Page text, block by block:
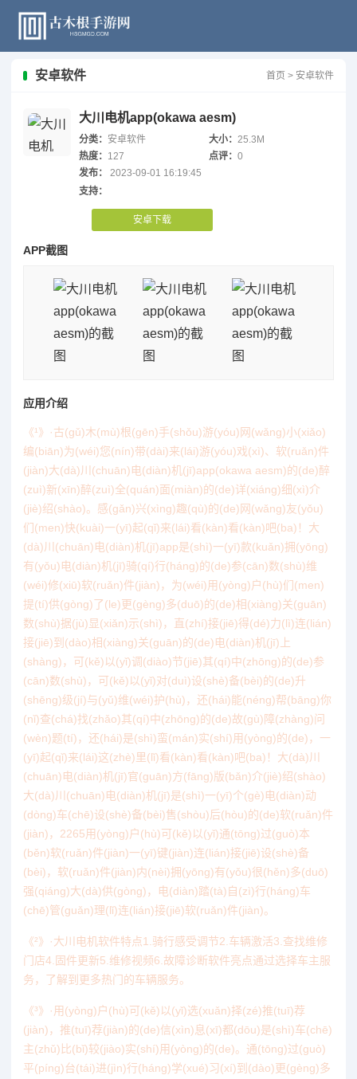
安卓软件 首页 > 安卓软件
大川电机app(okawa aesm)
分类： 安卓软件 大小：25.3M
热度： 127 点评：0
发布：
2023-09-01 16:19:45
支持：
安卓下载
APP截图
应用介绍
《¹》·古(gǔ)木(mù)根(gēn)手(shǒu)游(yóu)网(wǎng)小(xiǎo)
编(biān)为(wéi)您(nín)带(dài)来(lái)游(yóu)戏(xì)、软(ruǎn)件
(jiàn)大(dà)川(chuān)电(diàn)机(jī)app(okawa aesm)的(de)醉
(zuì)新(xīn)醉(zuì)全(quán)面(miàn)的(de)详(xiáng)细(xì)介
(jiè)绍(shào)。感(gǎn)兴(xìng)趣(qù)的(de)网(wǎng)友(yǒu)
们(men)快(kuài)一(yī)起(qǐ)来(lái)看(kàn)看(kàn)吧(ba)！大
(dà)川(chuān)电(diàn)机(jī)app是(shì)一(yī)款(kuǎn)拥(yōng)
有(yǒu)电(diàn)机(jī)骑(qí)行(háng)的(de)参(cān)数(shù)维
(wéi)修(xiū)软(ruǎn)件(jiàn)，为(wéi)用(yòng)户(hù)们(men)
提(tí)供(gòng)了(le)更(gèng)多(duō)的(de)相(xiàng)关(guān)
数(shù)据(jù)显(xiǎn)示(shì)，直(zhí)接(jiē)得(dé)力(lì)连(lián)
接(jiē)到(dào)相(xiàng)关(guān)的(de)电(diàn)机(jī)上
(shàng)，可(kě)以(yǐ)调(diào)节(jiē)其(qí)中(zhōng)的(de)参
(cān)数(shù)，可(kě)以(yǐ)对(duì)设(shè)备(bèi)的(de)升
(shēng)级(jí)与(yǔ)维(wéi)护(hù)，还(hái)能(néng)帮(bāng)你
(nǐ)查(chá)找(zhǎo)其(qí)中(zhōng)的(de)故(gù)障(zhàng)问
(wèn)题(tí)，还(hái)是(shì)蛮(mán)实(shí)用(yòng)的(de)，一
(yī)起(qǐ)来(lái)这(zhè)里(lǐ)看(kàn)看(kàn)吧(ba)！大(dà)川
(chuān)电(diàn)机(jī)官(guān)方(fāng)版(bǎn)介(jiè)绍(shào)
大(dà)川(chuān)电(diàn)机(jī)是(shì)一(yī)个(gè)电(diàn)动
(dòng)车(chē)设(shè)备(bèi)售(shòu)后(hòu)的(de)软(ruǎn)件
(jiàn)，2265用(yòng)户(hù)可(kě)以(yǐ)通(tōng)过(guò)本
(běn)软(ruǎn)件(jiàn)一(yī)键(jiàn)连(lián)接(jiē)设(shè)备
(bèi)，软(ruǎn)件(jiàn)内(nèi)拥(yōng)有(yǒu)很(hěn)多(duō)
强(qiáng)大(dà)供(gòng)，电(diàn)踏(tà)自(zì)行(háng)车
(chē)管(guǎn)理(lǐ)连(lián)接(jiē)软(ruǎn)件(jiàn)。
《²》·大川电机软件特点1.骑行感受调节2.车辆激活3.查找维修
门店4.固件更新5.维修视频6.故障诊断软件亮点通过选择车主服
务，了解到更多热门的车辆服务。
《³》·用(yòng)户(hù)可(kě)以(yǐ)选(xuǎn)择(zé)推(tuī)荐
(jiàn)，推(tuī)荐(jiàn)的(de)信(xìn)息(xī)都(dōu)是(shì)车(chē)
主(zhǔ)比(bǐ)较(jiào)实(shí)用(yòng)的(de)。通(tōng)过(guò)
平(píng)台(tái)进(jìn)行(háng)学(xué)习(xí)到(dào)更(gèng)多